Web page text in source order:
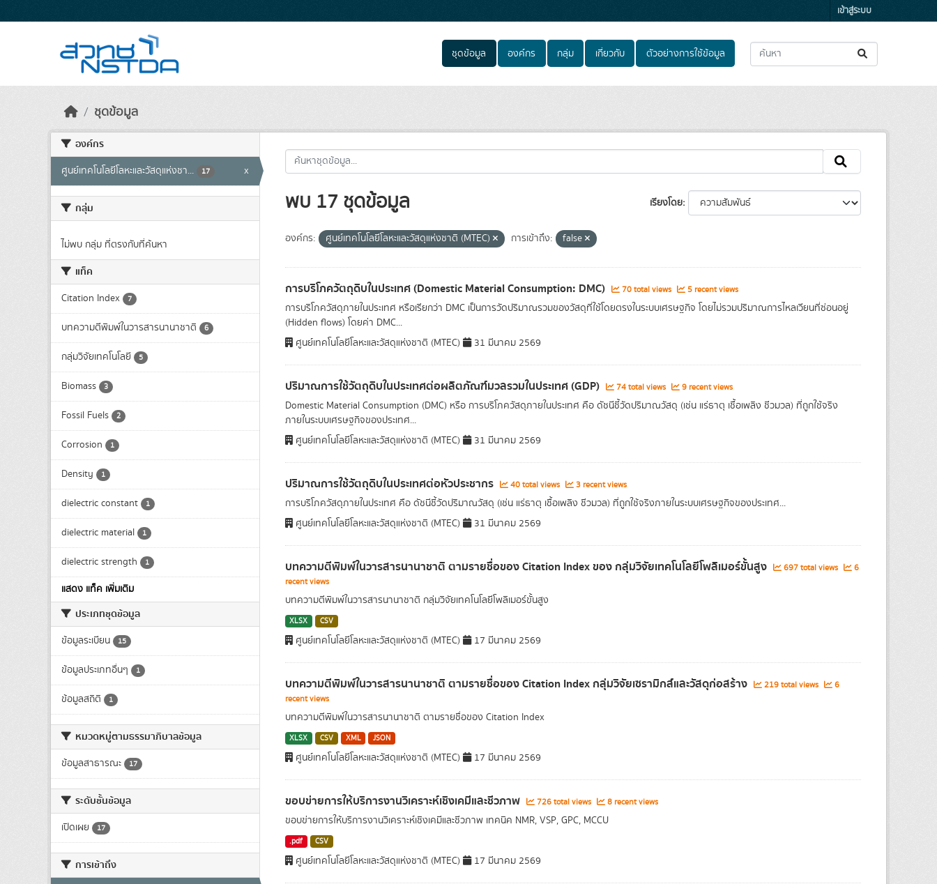
เข้าสู่ระบบ
ชุดข้อมูล องค์กร กลุ่ม เกี่ยวกับ ตัวอย่างการใช้ข้อมูล
ชุดข้อมูล
องค์กร
ศูนย์เทคโนโลยีโลหะและวัสดุแห่งชา... 17 x
กลุ่ม
ไม่พบ กลุ่ม ที่ตรงกับที่ค้นหา
แท็ค
Citation Index 7
บทความตีพิมพ์ในวารสารนานาชาติ 6
กลุ่มวิจัยเทคโนโลยี 5
Biomass 3
Fossil Fuels 2
Corrosion 1
Density 1
dielectric constant 1
dielectric material 1
dielectric strength 1
แสดง แท็ค เพิ่มเติม
ประเภทชุดข้อมูล
ข้อมูลระเบียน 15
ข้อมูลประเภทอื่นๆ 1
ข้อมูลสถิติ 1
หมวดหมู่ตามธรรมาภิบาลข้อมูล
ข้อมูลสาธารณะ 17
ระดับชั้นข้อมูล
เปิดเผย 17
การเข้าถึง
เรียงโดย
พบ 17 ชุดข้อมูล
องค์กร: ศูนย์เทคโนโลยีโลหะและวัสดุแห่งชาติ (MTEC) การเข้าถึง: false
การบริโภควัตถุดิบในประเทศ (Domestic Material Consumption: DMC) 70 total views 5 recent views
การบริโภควัสดุภายในประเทศ หรือเรียกว่า DMC เป็นการวัดปริมาณรวมของวัสดุที่ใช้โดยตรงในระบบเศรษฐกิจ โดยไม่รวมปริมาณการไหลเวียนที่ซ่อนอยู่
(Hidden flows) โดยค่า DMC...
ศูนย์เทคโนโลยีโลหะและวัสดุแห่งชาติ (MTEC)
31 มีนาคม 2569
ปริมาณการใช้วัตถุดิบในประเทศต่อผลิตภัณฑ์มวลรวมในประเทศ (GDP) 74 total views 9 recent views
Domestic Material Consumption (DMC) หรือ การบริโภควัสดุภายในประเทศ คือ ดัชนีชี้วัดปริมาณวัสดุ (เช่น แร่ธาตุ เชื้อเพลิง ชีวมวล) ที่ถูกใช้จริง
ภายในระบบเศรษฐกิจของประเทศ...
ศูนย์เทคโนโลยีโลหะและวัสดุแห่งชาติ (MTEC)
31 มีนาคม 2569
ปริมาณการใช้วัตถุดิบในประเทศต่อหัวประชากร 40 total views 3 recent views
การบริโภควัสดุภายในประเทศ คือ ดัชนีชี้วัดปริมาณวัสดุ (เช่น แร่ธาตุ เชื้อเพลิง ชีวมวล) ที่ถูกใช้จริงภายในระบบเศรษฐกิจของประเทศ...
ศูนย์เทคโนโลยีโลหะและวัสดุแห่งชาติ (MTEC)
31 มีนาคม 2569
บทความตีพิมพ์ในวารสารนานาชาติ ตามรายชื่อของ Citation Index ของ กลุ่มวิจัยเทคโนโลยีโพลิเมอร์ขั้นสูง 697 total views
6
recent views
บทความตีพิมพ์ในวารสารนานาชาติ กลุ่มวิจัยเทคโนโลยีโพลิเมอร์ขั้นสูง
XLSX CSV
ศูนย์เทคโนโลยีโลหะและวัสดุแห่งชาติ (MTEC) 17 มีนาคม 2569
บทความตีพิมพ์ในวารสารนานาชาติ ตามรายชื่อของ Citation Index กลุ่มวิจัยเซรามิกส์และวัสดุก่อสร้าง 219 total views
6
recent views
บทความตีพิมพ์ในวารสารนานาชาติ ตามรายชื่อของ Citation Index
XLSX CSV XML JSON
ศูนย์เทคโนโลยีโลหะและวัสดุแห่งชาติ (MTEC) 17 มีนาคม 2569
ขอบข่ายการให้บริการงานวิเคราะห์เชิงเคมีและชีวภาพ 726 total views 8 recent views
ขอบข่ายการให้บริการงานวิเคราะห์เชิงเคมีและชีวภาพ เทคนิค NMR, VSP, GPC, MCCU
.pdf CSV
ศูนย์เทคโนโลยีโลหะและวัสดุแห่งชาติ (MTEC) 17 มีนาคม 2569